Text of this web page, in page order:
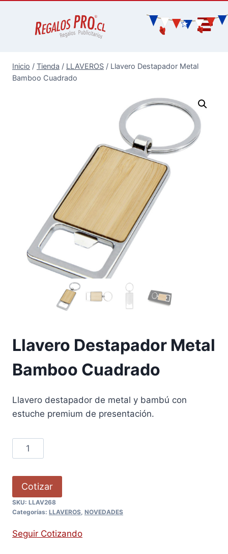
Inicio / Tienda / LLAVEROS / Llavero Destapador Metal
Bamboo Cuadrado
Llavero Destapador Metal
Bamboo Cuadrado
Llavero destapador de metal y bambú con
estuche premium de presentación.
Cotizar
SKU: LLAV268
Categorías: LLAVEROS, NOVEDADES
Seguir Cotizando